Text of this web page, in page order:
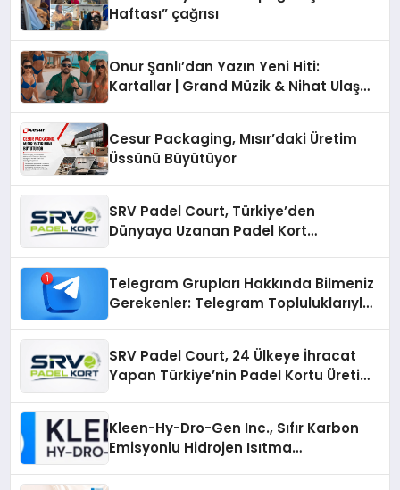
Haftası” çağrısı
Onur Şanlı’dan Yazın Yeni Hiti:
Kartallar | Grand Müzik & Nihat Ulaş
Cesur Packaging, Mısır’daki Üretim
Üssünü Büyütüyor
SRV Padel Court, Türkiye’den
Dünyaya Uzanan Padel Kort
Telegram Grupları Hakkında Bilmeniz
Gerekenler: Telegram Topluluklarıyla
SRV Padel Court, 24 Ülkeye İhracat
Yapan Türkiye’nin Padel Kortu Üretim
Kleen-Hy-Dro-Gen Inc., Sıfır Karbon
Emisyonlu Hidrojen Isıtma